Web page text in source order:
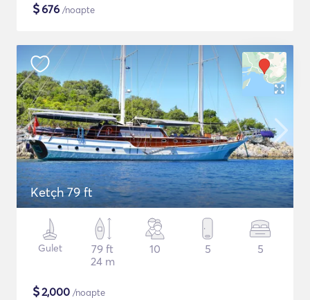
$676 /noapte
Ketçh 79 ft
Gulet
79 ft
24 m
10 5 5
$2,000 /noapte